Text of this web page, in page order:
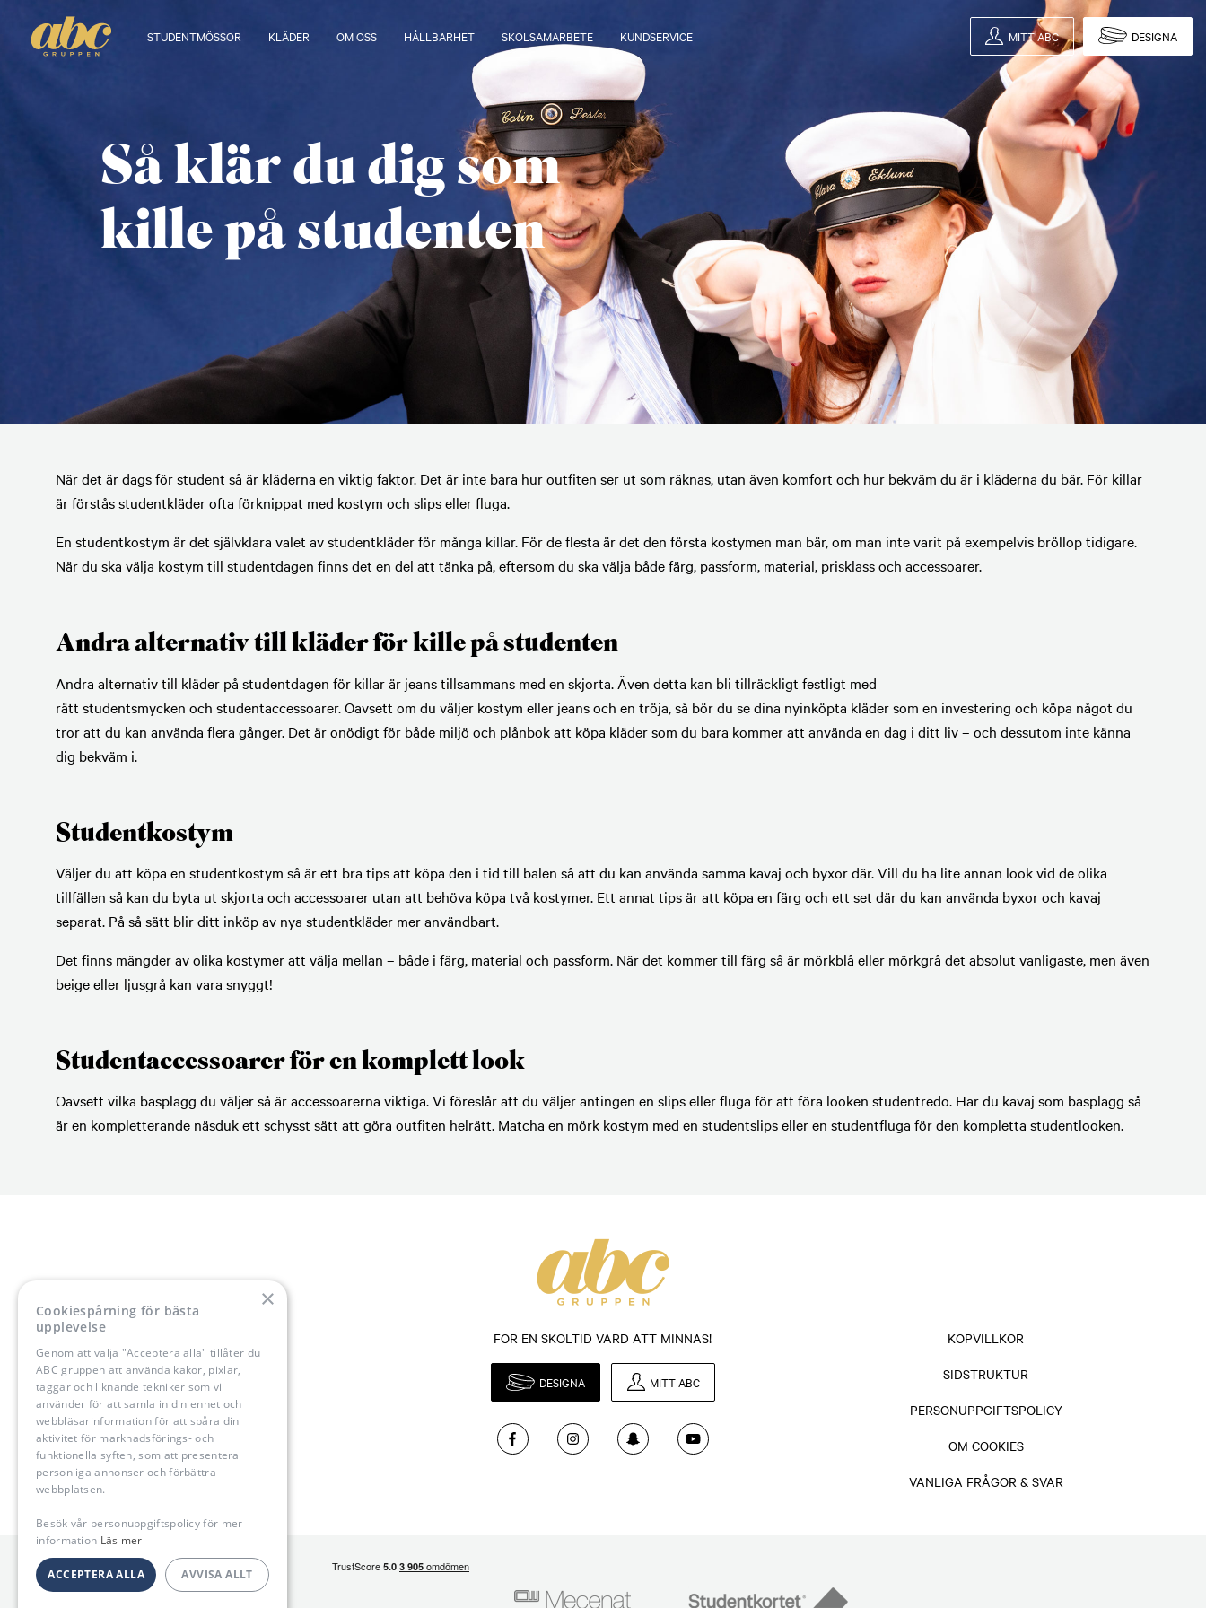
STUDENTMÖSSOR KLÄDER OM OSS HÅLLBARHET SKOLSAMARBETE KUNDSERVICE MITT ABC DESIGNA
Så klär du dig som
kille på studenten
När det är dags för student så är kläderna en viktig faktor. Det är inte bara hur outfiten ser ut som räknas, utan även komfort och hur bekväm du är i kläderna du bär. För killar
är förstås studentkläder ofta förknippat med kostym och slips eller fluga.
En studentkostym är det självklara valet av studentkläder för många killar. För de flesta är det den första kostymen man bär, om man inte varit på exempelvis bröllop tidigare.
När du ska välja kostym till studentdagen finns det en del att tänka på, eftersom du ska välja både färg, passform, material, prisklass och accessoarer.
Andra alternativ till kläder för kille på studenten
Andra alternativ till kläder på studentdagen för killar är jeans tillsammans med en skjorta. Även detta kan bli tillräckligt festligt med
rätt studentsmycken och studentaccessoarer. Oavsett om du väljer kostym eller jeans och en tröja, så bör du se dina nyinköpta kläder som en investering och köpa något du
tror att du kan använda flera gånger. Det är onödigt för både miljö och plånbok att köpa kläder som du bara kommer att använda en dag i ditt liv – och dessutom inte känna
dig bekväm i.
Studentkostym
Väljer du att köpa en studentkostym så är ett bra tips att köpa den i tid till balen så att du kan använda samma kavaj och byxor där. Vill du ha lite annan look vid de olika
tillfällen så kan du byta ut skjorta och accessoarer utan att behöva köpa två kostymer. Ett annat tips är att köpa en färg och ett set där du kan använda byxor och kavaj
separat. På så sätt blir ditt inköp av nya studentkläder mer användbart.
Det finns mängder av olika kostymer att välja mellan – både i färg, material och passform. När det kommer till färg så är mörkblå eller mörkgrå det absolut vanligaste, men även
beige eller ljusgrå kan vara snyggt!
Studentaccessoarer för en komplett look
Oavsett vilka basplagg du väljer så är accessoarerna viktiga. Vi föreslår att du väljer antingen en slips eller fluga för att föra looken studentredo. Har du kavaj som basplagg så
är en kompletterande näsduk ett schysst sätt att göra outfiten helrätt. Matcha en mörk kostym med en studentslips eller en studentfluga för den kompletta studentlooken.
OM OSS
HÅLLBARHET
SKOLSAMARBETE
KUNDSERVICE
FÖR EN SKOLTID VÄRD ATT MINNAS!
DESIGNA MITT ABC
KÖPVILLKOR
SIDSTRUKTUR
PERSONUPPGIFTSPOLICY
OM COOKIES
VANLIGA FRÅGOR & SVAR
×
Cookiespårning för bästa
upplevelse
Genom att välja "Acceptera alla" tillåter du
ABC gruppen att använda kakor, pixlar,
taggar och liknande tekniker som vi
använder för att samla in din enhet och
webbläsarinformation för att spåra din
aktivitet för marknadsförings- och
funktionella syften, som att presentera
personliga annonser och förbättra
webbplatsen.
Besök vår personuppgiftspolicy för mer
information Läs mer
ACCEPTERA ALLA AVVISA ALLT